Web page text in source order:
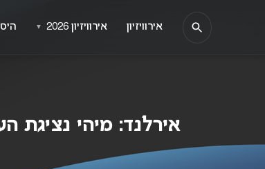
אירלנד: מיהי נציגת
אירוויזיון אירוויזיון 2026 ▼